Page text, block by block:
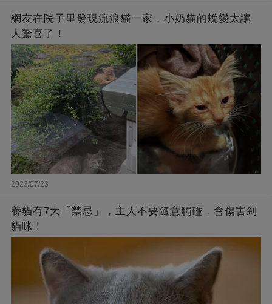
網友在院子里發現流浪貓一家，小奶貓的蛻變太讓
人驚喜了！
2023/07/23
養貓有7大「禁忌」，主人不要隨意觸碰，會傷害到
貓咪！